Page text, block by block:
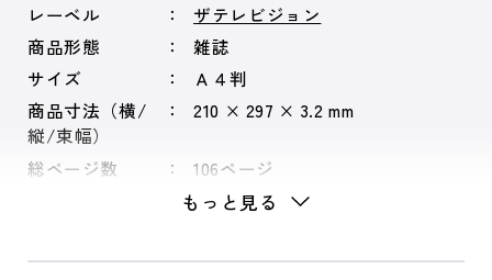
レーベル
ザテレビジョン
商品形態
雑誌
サイズ
Ａ４判
商品寸法（横/
縦/束幅）
210 × 297 × 3.2 mm
総ページ数 106ページ
もっと見る